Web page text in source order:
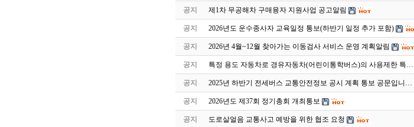
공지 제1차 무공해차 구매융자 지원사업 공고알림
공지 2026년도 운수종사자 교육일정 통보(하반기 일정 추가 포함)
공지 2026년 4월~12월 찾아가는 이동검사 서비스 운영 계획알림
공지 특정 용도 자동차로 경유자동차(어린이통학버스)의 사용제한 특…
공지 2025년 하반기 전세버스 교통안전정보 공시 계획 통보 공문입니…
공지 2026년도 제37회 정기총회 개최통보
공지 도로살얼음 교통사고 예방을 위한 협조 요청